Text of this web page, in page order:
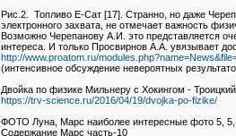
Рис.2. Топливо Е-Сат [17]. Странно, но даже
электронного захвата, не отмечает важность
Возможно Черепанову А.И. это представляется
интереса. И только Просвирнов А.А. увязывает
http://www.proatom.ru/
(интенсивное обсуждение невероятных
Двойка по физике Мильнеру с Хокингом -
https://trv-science.ru/2016/04/19/dvojka-po-fizike/
ФОТО Луна, Марс наиболее интересные фото 5, 5,
Содержание Марс часть-10